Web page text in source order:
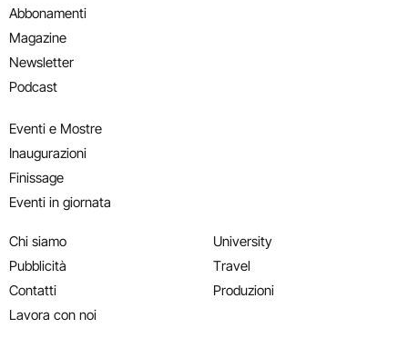
Abbonamenti
Magazine
Newsletter
Podcast
Eventi e Mostre
Inaugurazioni
Finissage
Eventi in giornata
Chi siamo
Pubblicità
Contatti
Lavora con noi
University
Travel
Produzioni